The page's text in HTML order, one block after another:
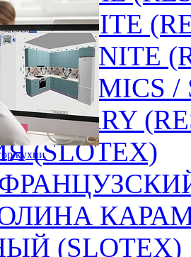
кухни
WHITE
GRANITE
CERAMICS /
CHERRY
(SLOTEX)
(SLOTEX)